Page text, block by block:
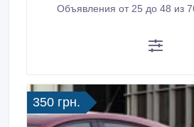
Объявления от 25 до 48 из
350 грн.